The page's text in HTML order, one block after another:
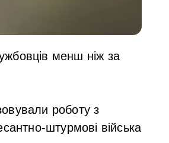
менш ніж за
роботу з
штурмові війська